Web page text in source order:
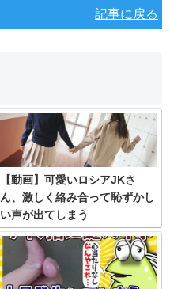
記事に戻る
【動画】可愛いロシアJKさ
ん、激しく絡み合って恥ずかし
い声が出てしまう